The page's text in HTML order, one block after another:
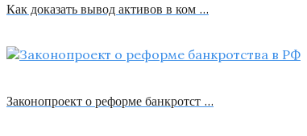
Как доказать вывод активов в ком …
Законопроект о реформе банкротст …